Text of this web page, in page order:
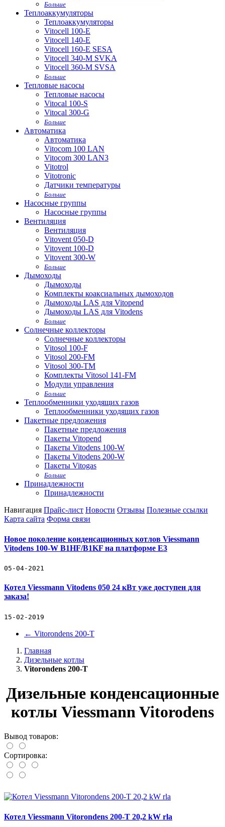
Больше
Теплоаккумуляторы
Теплоаккумуляторы
Vitocell 100-E
Vitocell 140-E
Vitocell 160-E SESA
Vitocell 340-M SVKA
Vitocell 360-M SVSA
Больше
Тепловые насосы
Тепловые насосы
Vitocal 100-S
Vitocal 300-G
Больше
Автоматика
Автоматика
Vitocom 100 LAN
Vitocom 300 LAN3
Vitotrol
Vitotronic
Датчики температуры
Больше
Насосные группы
Насосные группы
Вентиляция
Вентиляция
Vitovent 050-D
Vitovent 100-D
Vitovent 300-W
Больше
Дымоходы
Дымоходы
Комплекты коаксиальных дымоходов
Дымоходы LAS для Vitopend
Дымоходы LAS для Vitodens
Больше
Солнечные коллекторы
Солнечные коллекторы
Vitosol 100-F
Vitosol 200-FM
Vitosol 300-TM
Комплекты Vitosol 141-FM
Модули управления
Больше
Теплообменники уходящих газов
Теплообменники уходящих газов
Пакетные предложения
Пакетные предложения
Пакеты Vitopend
Пакеты Vitodens 100-W
Пакеты Vitodens 200-W
Пакеты Vitogas
Больше
Принадлежности
Принадлежности
Навигация Прайс-лист Новости Отзывы Полезные ссылки
Карта сайта Форма связи
Новое поколение конденсационных котлов Viessmann
Vitodens 100-W B1HF/B1KF на платформе Е3
05-04-2021
Котел Viessmann Vitodens 050 24 кВт уже доступен для
заказа!
15-02-2019
← Vitorondens 200-T
Главная
Дизельные котлы
Vitorondens 200-T
Дизельные конденсационные
котлы Viessmann Vitorodens
Вывод товаров:
Сортировка:
Котел Viessmann Vitorondens 200-T 20,2 kW rla